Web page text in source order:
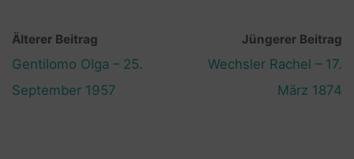
Älterer Beitrag
Gentilomo Olga – 25.
September 1957
Jüngerer Beitrag
Wechsler Rachel – 17.
März 1874